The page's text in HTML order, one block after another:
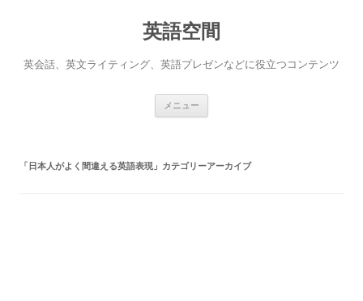
英語空間
英会話、英文ライティング、英語プレゼンなどに役立つコンテンツ
メニュー
ス
「日本人がよく間違える英語表現 」カテゴリーアーカイブ